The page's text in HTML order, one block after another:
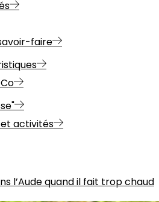
faire
et activités
l’Aude quand il fait trop chaud